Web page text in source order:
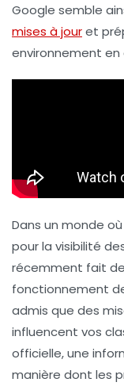
Google semble
mises à jouret
environnement
Dans un monde
pour la visibilité
récemment fait
fonctionnement
admis que des
influencent vos
officielle, une
manière dont les